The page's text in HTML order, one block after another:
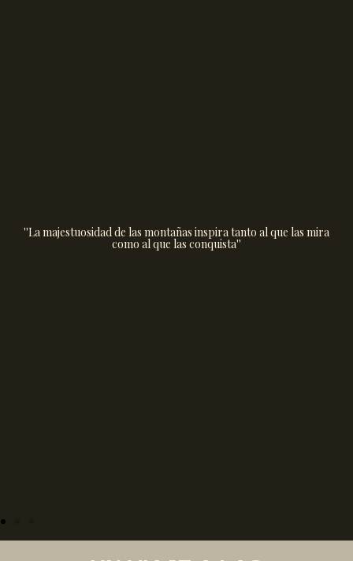
''La majestuosidad de las montañas inspira tanto al que las mira
como al que las conquista''